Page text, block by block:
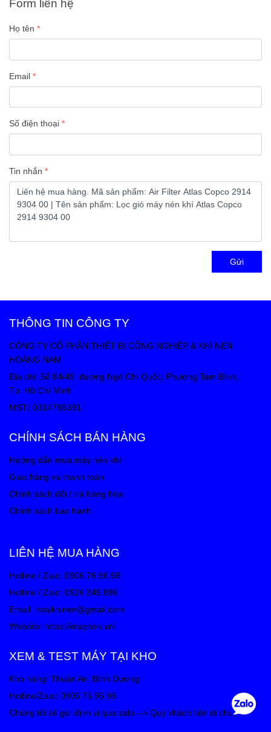
Form liên hệ
Họ tên
Email
Số điện thoại
Tin nhắn
Gửi
THÔNG TIN CÔNG TY
CÔNG TY CỔ PHẦN THIẾT BỊ CÔNG NGHIỆP & KHÍ NÉN
HOÀNG NAM
Địa chỉ: Số 84/49 đường Ngô Chí Quốc, Phường Tam Bình,
Tp. Hồ Chí Minh
MST: 0314786391
CHÍNH SÁCH BÁN HÀNG
Hướng dẫn mua máy nén khí
Giao hàng và thanh toán
Chính sách đổi / trả hàng hóa
Chính sách bảo hành
LIÊN HỆ MUA HÀNG
Hotline / Zalo: 0906 76 96 98
Hotline / Zalo: 0926 345 886
Email: maykhinen@gmail.com
Website: https://maynen.vn/
XEM & TEST MÁY TẠI KHO
Kho hàng: Thuận An, Bình Dương
Hotline/Zalo: 0906 76 96 98
Chúng tôi sẽ gửi định vị qua zalo --> Quý khách tiện di chuyển